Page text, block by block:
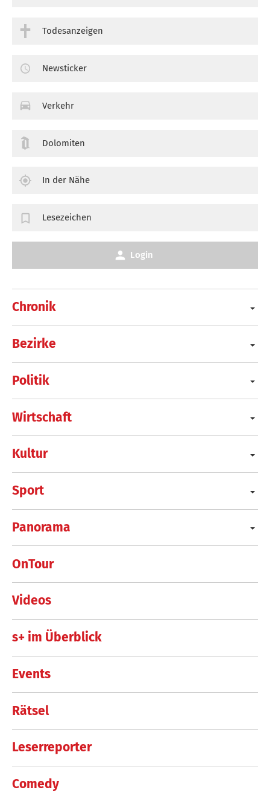
Chronik
Bezirke
Politik
Wirtschaft
Kultur
Sport
Panorama
OnTour
Videos
s+ im Überblick
Events
Rätsel
Leserreporter
Comedy
Todesanzeigen
Newsticker
Verkehr
Dolomiten
In der Nähe
Lesezeichen
Login